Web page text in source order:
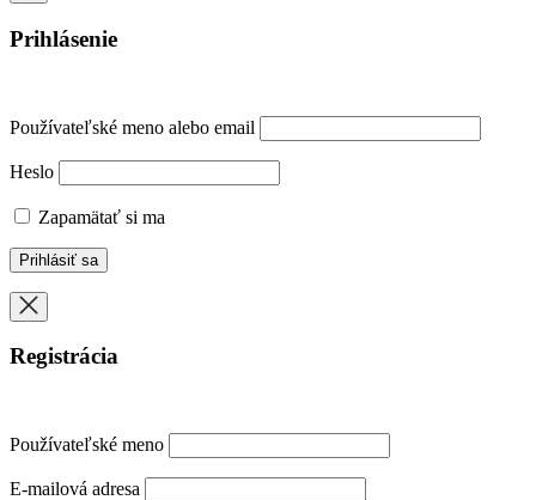
Prihlásenie
Používateľské meno alebo email
Heslo
Zapamätať si ma
Registrácia
Používateľské meno
E-mailová adresa